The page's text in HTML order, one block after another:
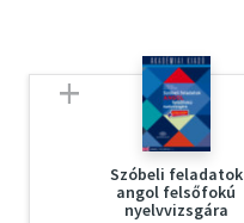
Szóbeli feladatok
angol felsőfokú
nyelvvizsgára